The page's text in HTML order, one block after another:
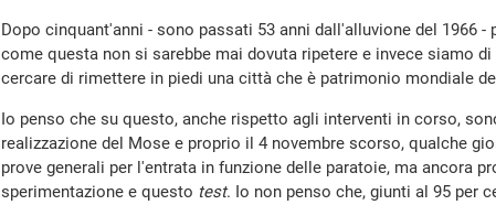
Dopo cinquant'anni - sono passati 53 anni dall'alluvione del 1966 -
come questa non si sarebbe mai dovuta ripetere e invece siamo
cercare di rimettere in piedi una città che è patrimonio mondiale
Io penso che su questo, anche rispetto agli interventi in corso,
realizzazione del Mose e proprio il 4 novembre scorso, qualche
prove generali per l'entrata in funzione delle paratoie, ma ancora
sperimentazione e questo test. Io non penso che, giunti al 95 per